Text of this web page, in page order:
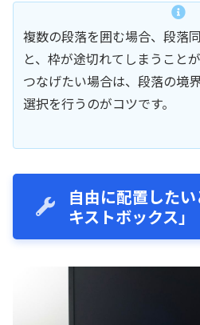
複数の段落を囲む場合、段落
と、枠が途切れてしまうこと
つなげたい場合は、段落の境
選択を行うのがコツです。
自由に配置した
キストボックス」